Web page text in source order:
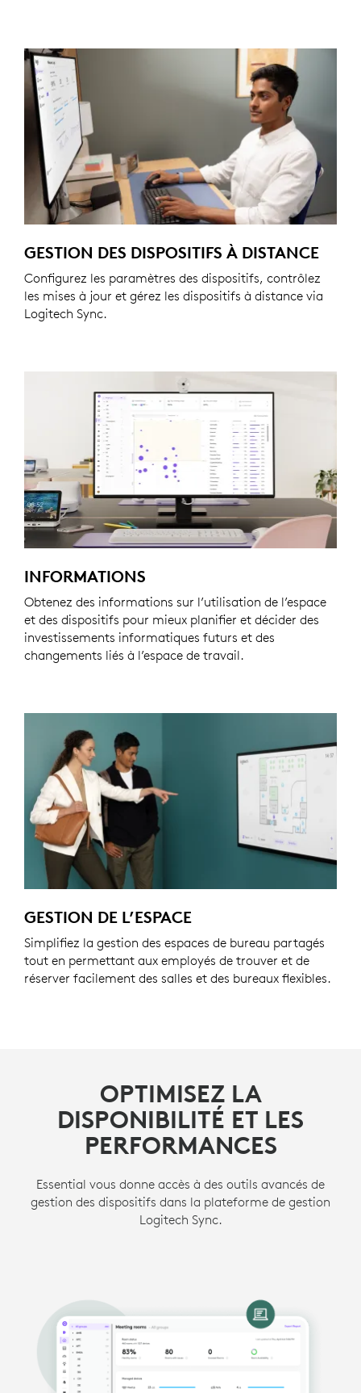
GESTION DES DISPOSITIFS À DISTANCE
Configurez les paramètres des dispositifs, contrôlez
les mises à jour et gérez les dispositifs à distance via
Logitech Sync.
INFORMATIONS
Obtenez des informations sur l’utilisation de l’espace
et des dispositifs pour mieux planifier et décider des
investissements informatiques futurs et des
changements liés à l’espace de travail.
GESTION DE L’ESPACE
Simplifiez la gestion des espaces de bureau partagés
tout en permettant aux employés de trouver et de
réserver facilement des salles et des bureaux flexibles.
OPTIMISEZ LA
DISPONIBILITÉ ET LES
PERFORMANCES
Essential vous donne accès à des outils avancés de
gestion des dispositifs dans la plateforme de gestion
Logitech Sync.